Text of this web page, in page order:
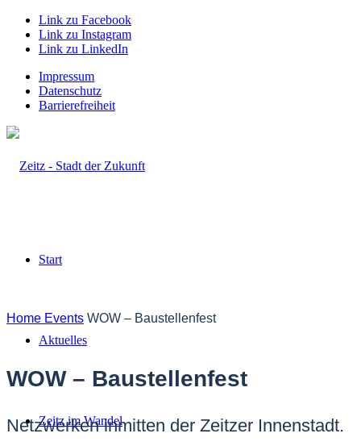
Link zu Facebook
Link zu Instagram
Link zu LinkedIn
Impressum
Datenschutz
Barrierefreiheit
Start
Aktuelles
Zeitz im Wandel
Home Events WOW – Baustellenfest
WOW – Baustellenfest
Netzwerken inmitten der Zeitzer Innenstadt.